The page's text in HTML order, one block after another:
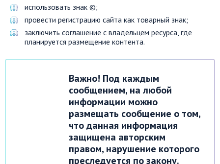
использовать знак ©;
провести регистрацию сайта как товарный знак;
заключить соглашение с владельцем ресурса, где
планируется размещение контента.
Важно! Под каждым
сообщением, на любой
информации можно
размещать сообщение о том,
что данная информация
защищена авторским
правом, нарушение которого
преследуется по закону.